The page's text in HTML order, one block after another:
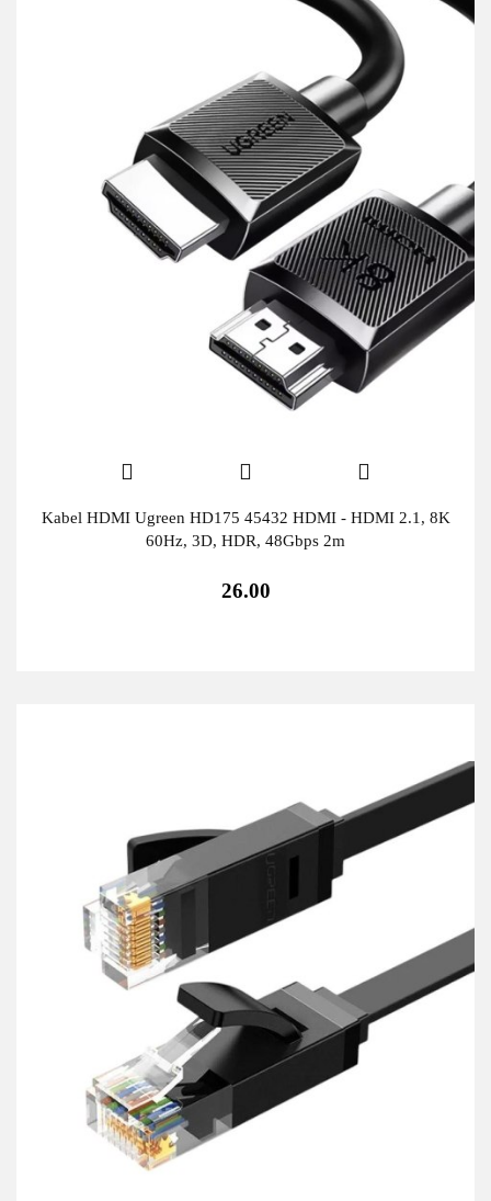
Kabel HDMI Ugreen HD175 45432 HDMI - HDMI 2.1, 8K
60Hz, 3D, HDR, 48Gbps 2m
26.00